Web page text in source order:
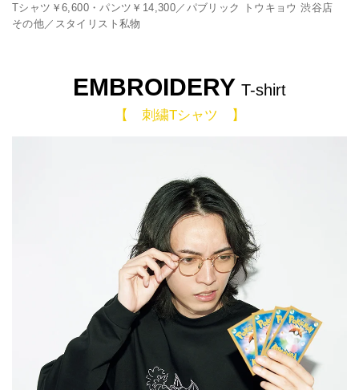
Tシャツ￥6,600・パンツ￥14,300／パブリック トウキョウ 渋谷店
その他／スタイリスト私物
EMBROIDERY T-shirt
【 刺繍Tシャツ 】